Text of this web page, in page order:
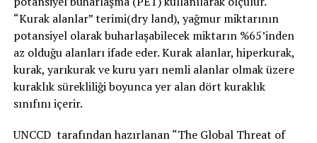
“Kurak alanlar” terimi(dry land), yağmur miktarının
potansiyel olarak buharlaşabilecek miktarın %65’inden
az olduğu alanları ifade eder. Kurak alanlar, hiperkurak,
kurak, yarıkurak ve kuru yarı nemli alanlar olmak üzere
kuraklık sürekliliği boyunca yer alan dört kuraklık
sınıfını içerir.
UNCCD tarafından hazırlanan “The Global Threat of